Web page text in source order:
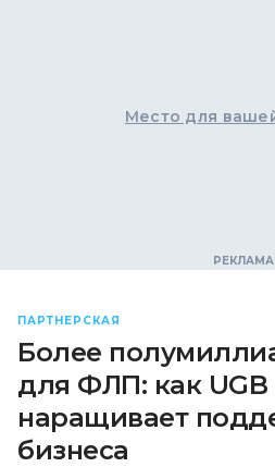
Место для
ПАРТНЕРСКАЯ
Более
для ФЛП: как UGB
наращивает
бизнеса